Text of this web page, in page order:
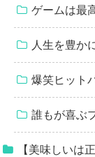
ゲームは最
人生を豊か
爆笑ヒット
誰もが喜ぶ
【美味しいは正